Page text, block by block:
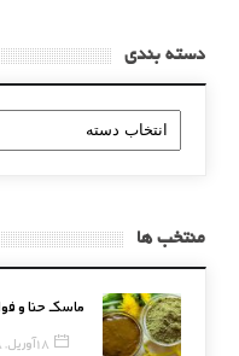
دسته بندی
دسته
بندی
منتخب ها
ماسک حنا و
18 آوریل, 2018